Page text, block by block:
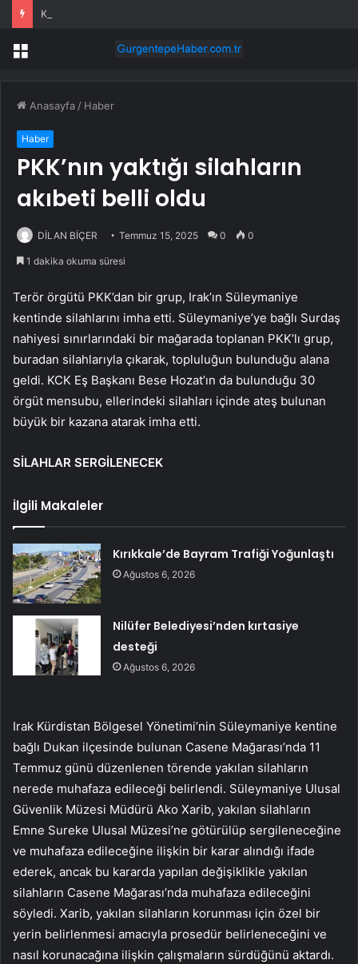
Kırıkkale’de Bayram Trafiği Yoğunlaştı
Menü
Anasayfa / Haber
Haber
PKK’nın yaktığı silahların
akıbeti belli oldu
DİLAN BİÇER Temmuz 15, 2025 0 0
1 dakika okuma süresi
Terör örgütü PKK’dan bir grup, Irak’ın Süleymaniye
kentinde silahlarını imha etti. Süleymaniye’ye bağlı Surdaş
nahiyesi sınırlarındaki bir mağarada toplanan PKK’lı grup,
buradan silahlarıyla çıkarak, topluluğun bulunduğu alana
geldi. KCK Eş Başkanı Bese Hozat’ın da bulunduğu 30
örgüt mensubu, ellerindeki silahları içinde ateş bulunan
büyük bir kazana atarak imha etti.
SİLAHLAR SERGİLENECEK
İlgili Makaleler
Kırıkkale’de Bayram Trafiği Yoğunlaştı
Ağustos 6, 2026
Nilüfer Belediyesi’nden kırtasiye
desteği
Ağustos 6, 2026
Irak Kürdistan Bölgesel Yönetimi’nin Süleymaniye kentine
bağlı Dukan ilçesinde bulunan Casene Mağarası’nda 11
Temmuz günü düzenlenen törende yakılan silahların
nerede muhafaza edileceği belirlendi. Süleymaniye Ulusal
Güvenlik Müzesi Müdürü Ako Xarib, yakılan silahların
Emne Sureke Ulusal Müzesi’ne götürülüp sergileneceğine
ve muhafaza edileceğine ilişkin bir karar alındığı ifade
ederek, ancak bu kararda yapılan değişiklikle yakılan
silahların Casene Mağarası’nda muhafaza edileceğini
söyledi. Xarib, yakılan silahların korunması için özel bir
yerin belirlenmesi amacıyla prosedür belirleneceğini ve
nasıl korunacağına ilişkin çalışmaların sürdüğünü aktardı.